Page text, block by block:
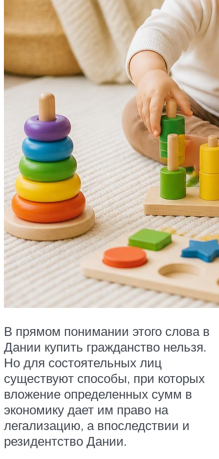
В прямом понимании этого слова в
Дании купить гражданство нельзя.
Но для состоятельных лиц
существуют способы, при которых
вложение определенных сумм в
экономику дает им право на
легализацию, а впоследствии и
резидентство Дании.